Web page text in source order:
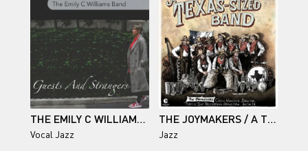
THE EMILY C WILLIAMS BAND / GUESTS AND STRANGERS
Vocal Jazz
THE JOYMAKERS / A TEXAS-SIZED BAND
Jazz